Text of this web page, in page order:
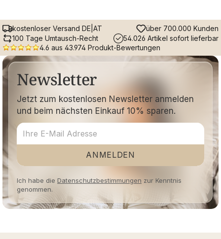
kostenloser Versand DE|AT
über 700.000 Kunden
100 Tage Umtausch-Recht
54.026 Artikel sofort lieferbar
4.6 aus 43.974 Produkt-Bewertungen
Newsletter
Jetzt zum kostenlosen Newsletter anmelden
und beim nächsten Einkauf 10% sparen.
ANMELDEN
Ich habe die Datenschutzbestimmungen zur Kenntnis
genommen.